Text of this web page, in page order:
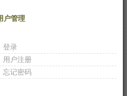
户管理
登录
用户注册
忘记密码